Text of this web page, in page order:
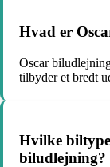
Hvad er
Oscar
tilbyder et bredt
Hvilke
biludlejning?